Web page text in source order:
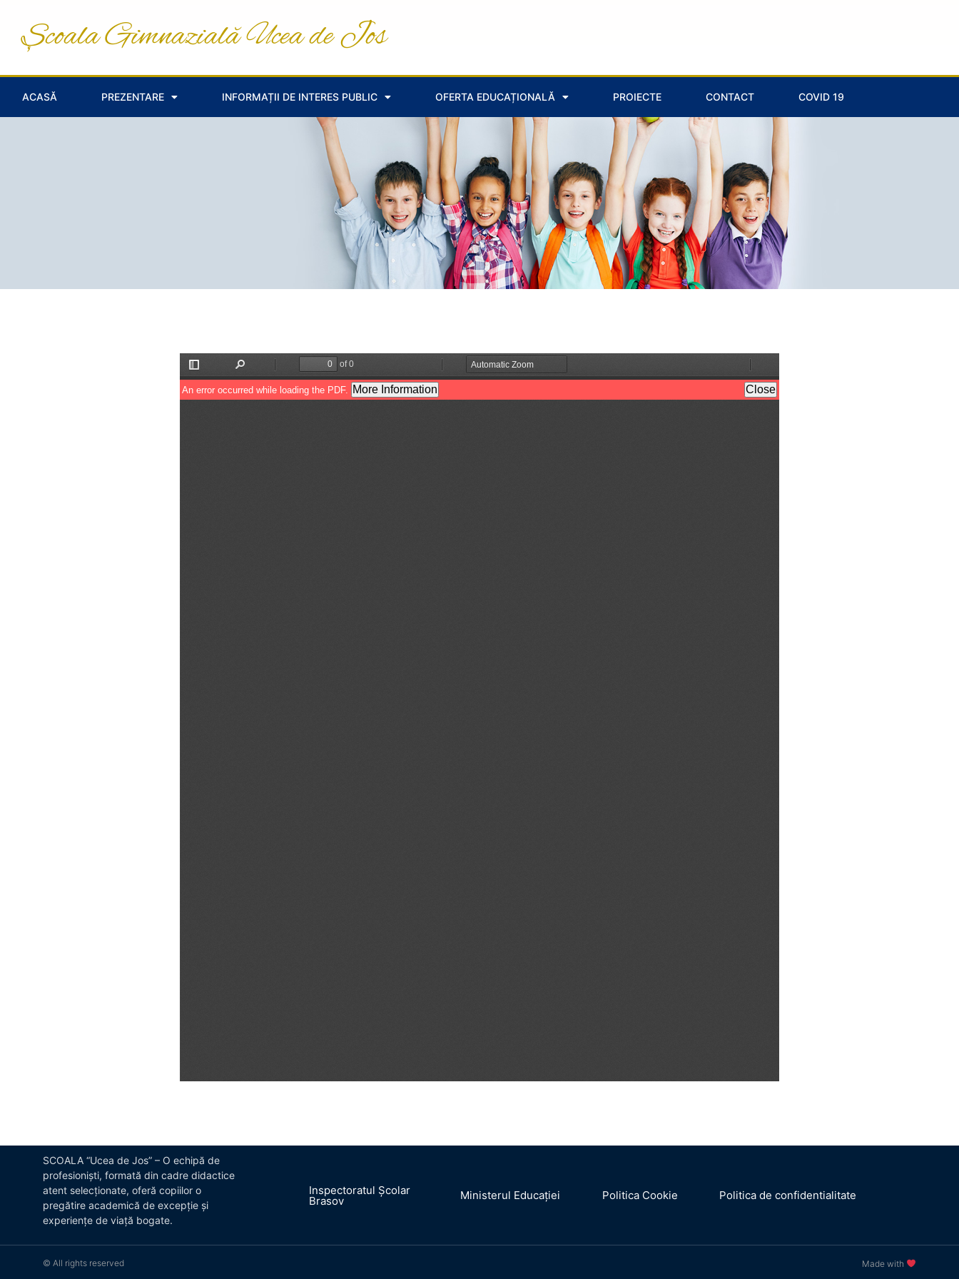
Școala Gimnazială Ucea de Jos
ACASĂ PREZENTARE INFORMAȚII DE INTERES PUBLIC OFERTA EDUCAȚIONALĂ PROIECTE CONTACT COVID 19
SCOALA “Ucea de Jos” – O echipă de
profesioniști, formată din cadre didactice
atent selecționate, oferă copiilor o
pregătire academică de excepție și
experiențe de viață bogate.
Inspectoratul Școlar
Brasov Ministerul Educației Politica Cookie Politica de confidentialitate
© All rights reserved Made with